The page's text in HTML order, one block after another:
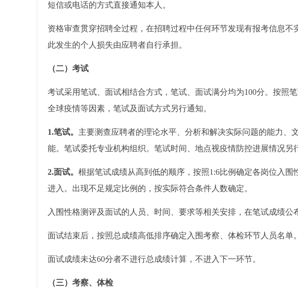
短信或电话的方式直接通知本人。
资格审查贯穿招聘全过程，在招聘过程中任何环节发现有报考信息
此发生的个人损失由应聘者自行承担。
（二）考试
考试采用笔试、面试相结合方式，笔试、面试满分均为100分。按照
全球疫情等因素，笔试及面试方式另行通知。
1.笔试。 主要测查应聘者的理论水平、分析和解决实际问题的能力、
能。笔试委托专业机构组织。笔试时间、地点视疫情防控进展情况另
2.面试。 根据笔试成绩从高到低的顺序，按照1:6比例确定各岗位入
进入。出现不足规定比例的，按实际符合条件人数确定。
入围性格测评及面试的人员、时间、要求等相关安排，在笔试成绩公
面试结束后，按照总成绩高低排序确定入围考察、体检环节人员名单。
面试成绩未达60分者不进行总成绩计算，不进入下一环节。
（三）考察、体检